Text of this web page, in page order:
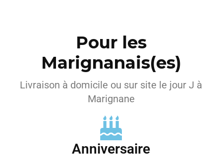
Pour les
Marignanais(es)
Livraison à domicile ou sur site le jour J à
Marignane
Anniversaire